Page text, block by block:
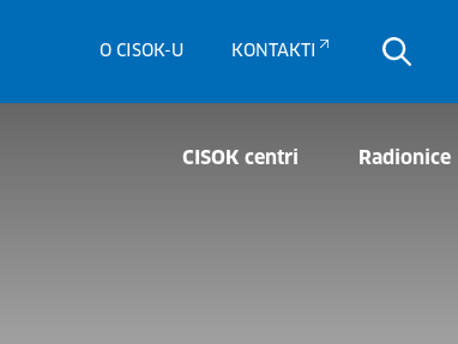
O CISOK-U KONTAKTI
CISOK centri Radionice